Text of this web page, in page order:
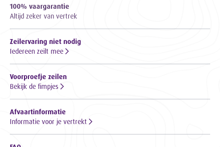
100% vaargarantie
Altijd zeker van vertrek
Zeilervaring niet nodig
Iedereen zeilt mee
Voorproefje zeilen
Bekijk de fimpjes
Afvaartinformatie
Informatie voor je vertrekt